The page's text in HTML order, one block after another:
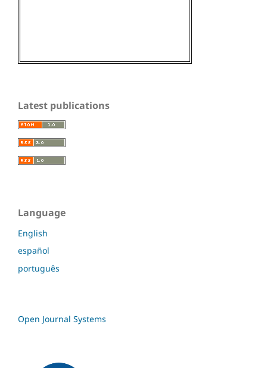
Latest publications
Language
English
español
português
Open Journal Systems